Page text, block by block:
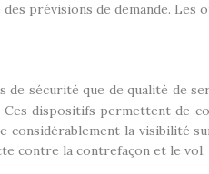
prévisions de demande.
de sécurité que de qualité de
dispositifs permettent de
considérablement la
contre la contrefaçon et le